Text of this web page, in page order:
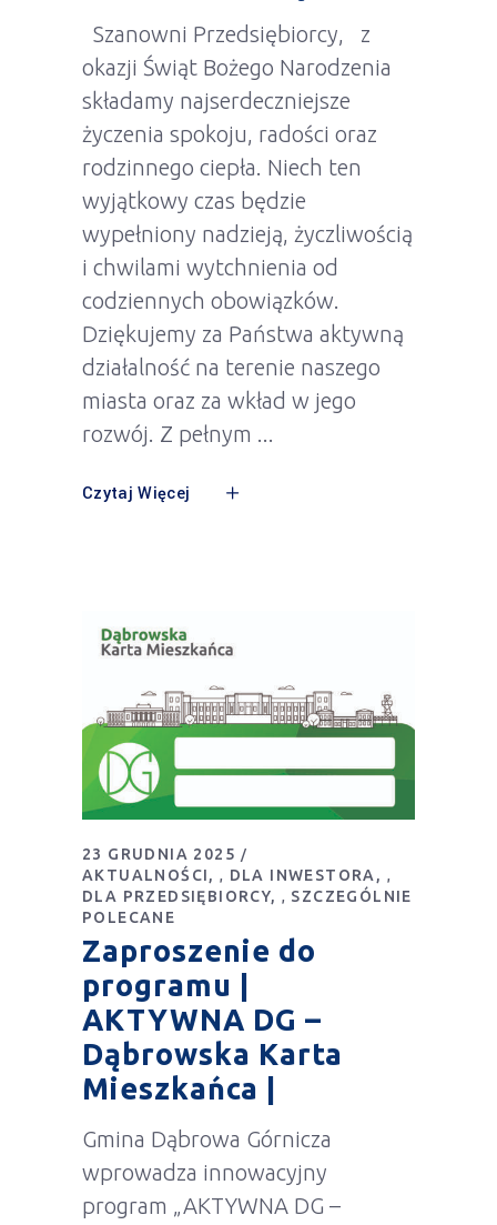
Szanowni Przedsiębiorcy, z
okazji Świąt Bożego Narodzenia
składamy najserdeczniejsze
życzenia spokoju, radości oraz
rodzinnego ciepła. Niech ten
wyjątkowy czas będzie
wypełniony nadzieją, życzliwością
i chwilami wytchnienia od
codziennych obowiązków.
Dziękujemy za Państwa aktywną
działalność na terenie naszego
miasta oraz za wkład w jego
rozwój. Z pełnym
Czytaj Więcej
23 GRUDNIA 2025
AKTUALNOŚCI
, DLA INWESTORA ,
DLA PRZEDSIĘBIORCY , SZCZEGÓLNIE
POLECANE
Zaproszenie do
programu |
AKTYWNA DG –
Dąbrowska Karta
Mieszkańca |
Gmina Dąbrowa Górnicza
wprowadza innowacyjny
program „AKTYWNA DG –